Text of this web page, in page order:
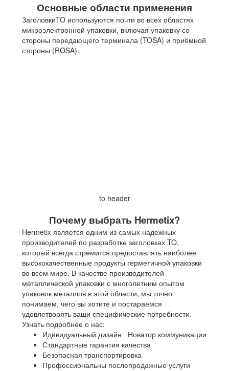
Основные области применения
ЗаголовкиTO используются почти во всех областях
микроэлектронной упаковки, включая упаковку со
стороны передающего терминала (TOSA) и приёмной
стороны (ROSA).
to header
Почему выбрать Hermetix?
Hermetix является одним из самых надежных
производителей по разработке заголовках TO,
который всегда стремится предоставлять наиболее
высококачественные продукты герметичной упаковки
во всем мире. В качестве производителей
металлической упаковки с многолетним опытом
упаковок металлов в этой области, мы точно
понимаем, чего вы хотите и постараемся
удовлетворять ваши специфические потребности.
Узнать подробнее о нас:
Идивидуальный дизайн Новатор коммуникации
Стандартные гарантия качества
Безопасная транспортировка
Профессиональны послепродажные услуги